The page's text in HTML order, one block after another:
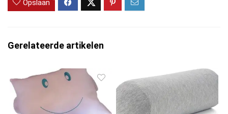
Opslaan
Gerelateerde artikelen